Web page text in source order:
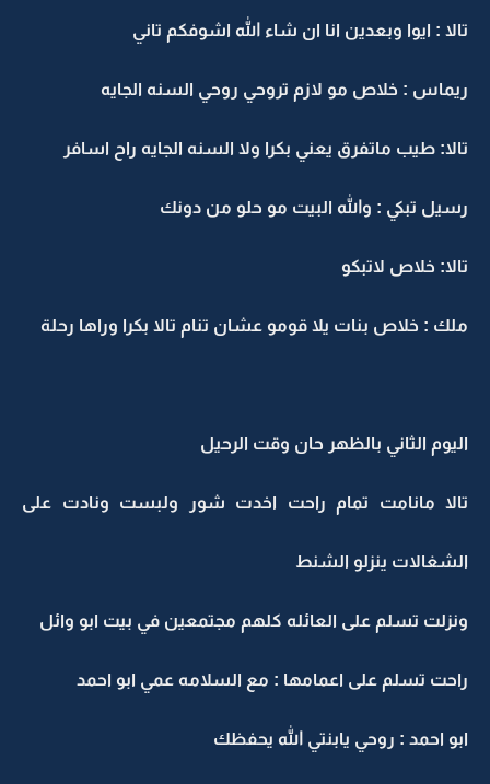
تالا : ايوا وبعدين انا ان شاء الله اشوفكم تاني
ريماس : خلاص مو لازم تروحي روحي السنه الجايه
تالا: طيب ماتفرق يعني بكرا ولا السنه الجايه راح اسافر
رسيل تبكي : والله البيت مو حلو من دونك
تالا: خلاص لاتبكو
ملك : خلاص بنات يلا قومو عشان تنام تالا بكرا وراها رحلة
اليوم الثاني بالظهر حان وقت الرحيل
تالا مانامت تمام راحت اخدت شور ولبست ونادت على
الشغالات ينزلو الشنط
ونزلت تسلم على العائله كلهم مجتمعين في بيت ابو وائل
راحت تسلم على اعمامها : مع السلامه عمي ابو احمد
ابو احمد : روحي يابنتي الله يحفظك